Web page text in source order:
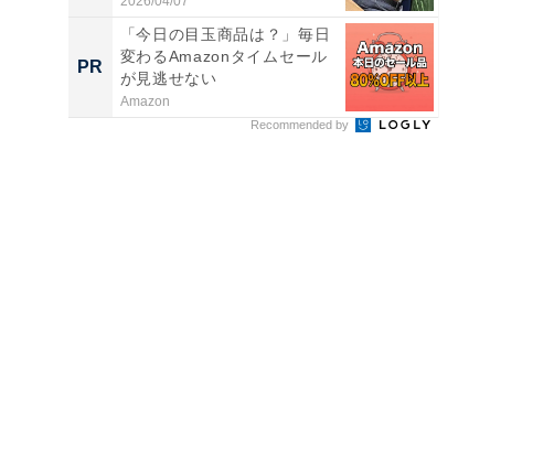
PR
「今日の目玉商品は？」毎日
変わるAmazonタイムセール
が見逃せない
Amazon
Recommended by